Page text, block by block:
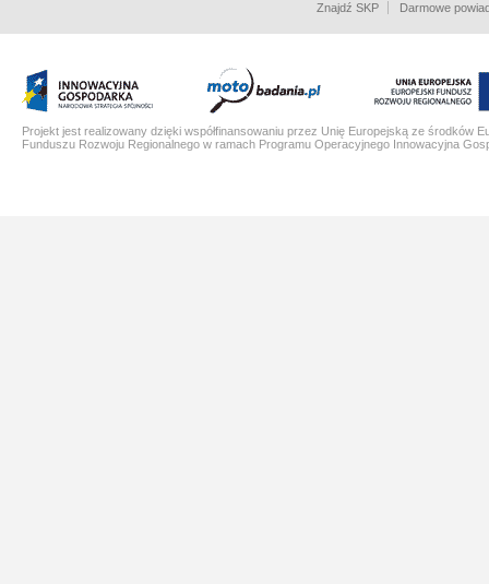
Znajdź SKP Darmowe
Projekt jest realizowany dzięki współfinansowaniu przez Unię Europejską ze środków
Funduszu Rozwoju Regionalnego w ramach Programu Operacyjnego Innowacyjna